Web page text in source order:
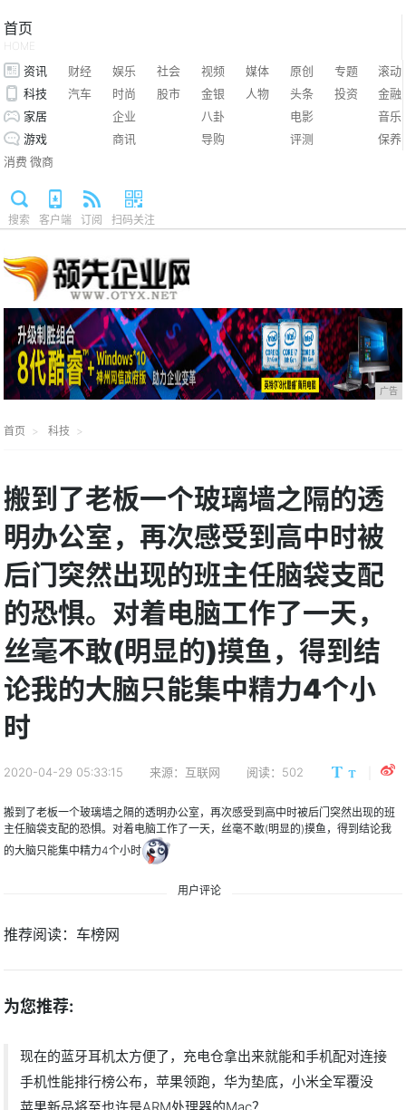
首页
HOME
资讯 财经 娱乐 社会 视频 媒体 原创 专题
滚动
科技
汽车 时尚 股市 金银 人物 头条 投资
金融
家居
企业 八卦 电影
音乐
游戏
商讯 导购 评测
保养
消费 微商
搜索 客户端 订阅 扫码关注
广告
首页 科技
搬到了老板一个玻璃墙之隔的透
明办公室，再次感受到高中时被
后门突然出现的班主任脑袋支配
的恐惧。对着电脑工作了一天，
丝毫不敢(明显的)摸鱼，得到结
论我的大脑只能集中精力4个小
时
2020-04-29 05:33:15 来源：互联网 阅读：502
搬到了老板一个玻璃墙之隔的透明办公室，再次感受到高中时被后门突然出现的班
主任脑袋支配的恐惧。对着电脑工作了一天，丝毫不敢(明显的)摸鱼，得到结论我
的大脑只能集中精力4个小时
用户评论
推荐阅读： 车榜网
为您推荐:
现在的蓝牙耳机太方便了，充电仓拿出来就能和手机配对连接
手机性能排行榜公布，苹果领跑，华为垫底，小米全军覆没